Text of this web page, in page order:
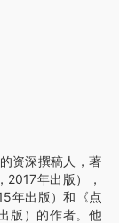
资深撰稿人，著
年出版），
年出版）和《点
版）的作者。他